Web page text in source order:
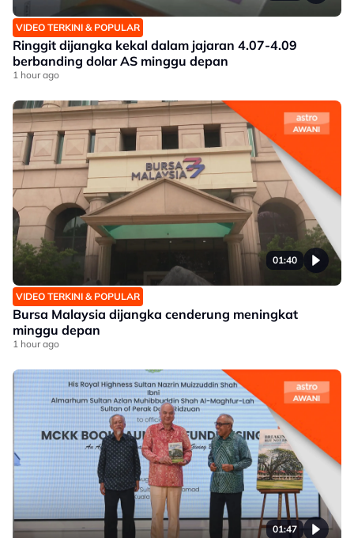
VIDEO TERKINI & POPULAR
Ringgit dijangka kekal dalam jajaran 4.07-4.09
berbanding dolar AS minggu depan
1 hour ago
01:40
VIDEO TERKINI & POPULAR
Bursa Malaysia dijangka cenderung meningkat
minggu depan
1 hour ago
01:47